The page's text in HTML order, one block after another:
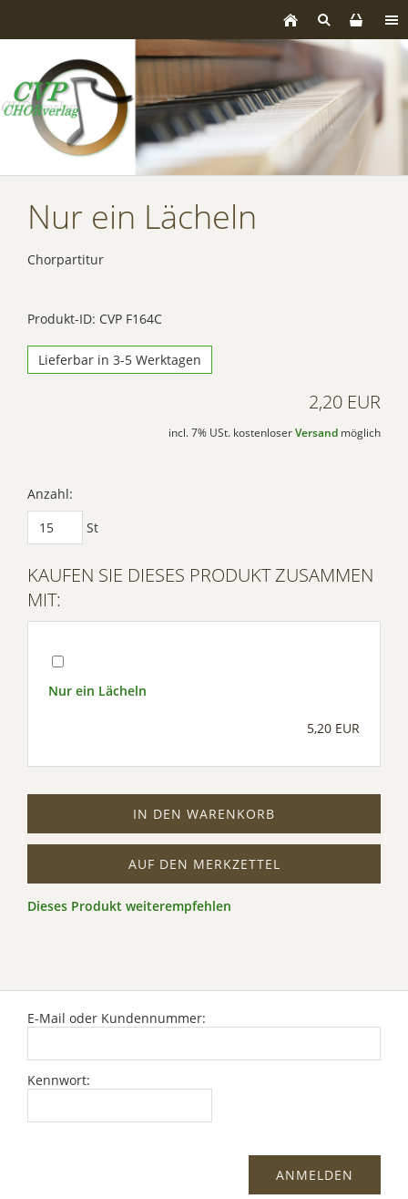
Nur ein Lächeln
Chorpartitur
Produkt-ID: CVP F164C
Lieferbar in 3-5 Werktagen
2,20 EUR
incl. 7% USt. kostenloser Versand möglich
Anzahl:
St
KAUFEN SIE DIESES PRODUKT ZUSAMMEN
MIT:
Nur ein Lächeln
5,20 EUR
IN DEN WARENKORB
AUF DEN MERKZETTEL
Dieses Produkt weiterempfehlen
E-Mail oder Kundennummer:
Kennwort: